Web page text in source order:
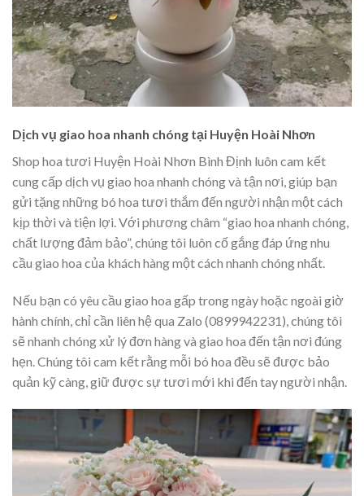
Dịch vụ giao hoa nhanh chóng tại Huyện Hoài Nhơn
Shop hoa tươi Huyện Hoài Nhơn Bình Định luôn cam kết
cung cấp dịch vụ giao hoa nhanh chóng và tận nơi, giúp bạn
gửi tặng những bó hoa tươi thắm đến người nhận một cách
kịp thời và tiện lợi. Với phương châm “giao hoa nhanh chóng,
chất lượng đảm bảo”, chúng tôi luôn cố gắng đáp ứng nhu
cầu giao hoa của khách hàng một cách nhanh chóng nhất.
Nếu bạn có yêu cầu giao hoa gấp trong ngày hoặc ngoài giờ
hành chính, chỉ cần liên hệ qua Zalo (0899942231), chúng tôi
sẽ nhanh chóng xử lý đơn hàng và giao hoa đến tận nơi đúng
hẹn. Chúng tôi cam kết rằng mỗi bó hoa đều sẽ được bảo
quản kỹ càng, giữ được sự tươi mới khi đến tay người nhận.